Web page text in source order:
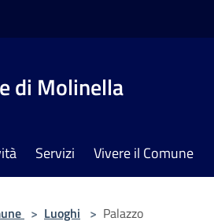
di Molinella
Servizi Vivere il Comune
> Luoghi > Palazzo